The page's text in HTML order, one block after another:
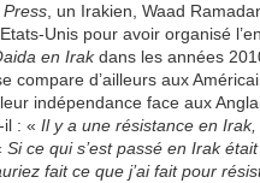
Press , un Irakien, Waad
Unis pour avoir organisé
en Irakdans les années
compare d’ailleurs aux
indépendance face aux
il : « Il y a une résistance en
Si ce qui s’est passé en Irak
fait ce que j’ai fait pour